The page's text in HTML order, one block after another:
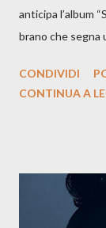
anticipa l’album
brano che segna
testo ibrido tra
La canzone
sotto il peso
CONDIVIDI
CONTINUA A